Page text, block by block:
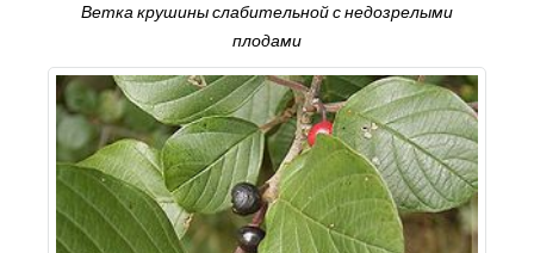
Ветка крушины слабительной с недозрелыми
плодами